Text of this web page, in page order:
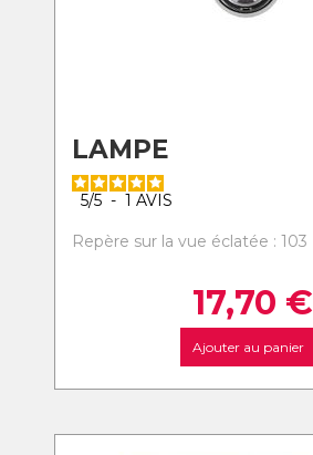
LAMPE
5/5 - 1 AVIS
Repère sur la vue éclatée : 103
17,70 €
Ajouter au panier